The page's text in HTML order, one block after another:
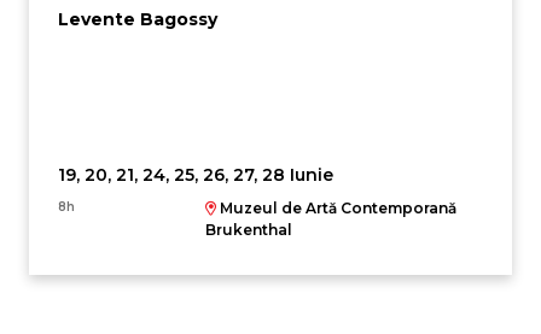
Levente Bagossy
19, 20, 21, 24, 25, 26, 27, 28 Iunie
8h
Muzeul de Artă Contemporană
Brukenthal